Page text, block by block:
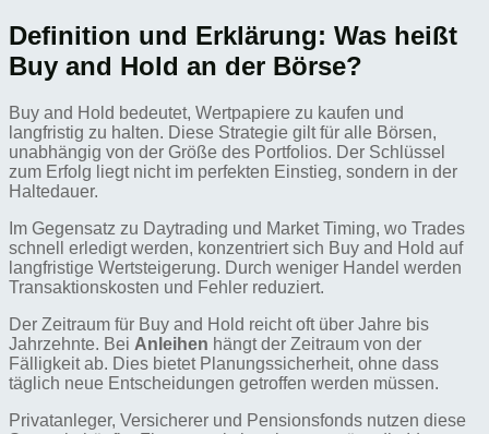
Definition und Erklärung: Was heißt
Buy and Hold an der Börse?
Buy and Hold bedeutet, Wertpapiere zu kaufen und
langfristig zu halten. Diese Strategie gilt für alle Börsen,
unabhängig von der Größe des Portfolios. Der Schlüssel
zum Erfolg liegt nicht im perfekten Einstieg, sondern in der
Haltedauer.
Im Gegensatz zu Daytrading und Market Timing, wo Trades
schnell erledigt werden, konzentriert sich Buy and Hold auf
langfristige Wertsteigerung. Durch weniger Handel werden
Transaktionskosten und Fehler reduziert.
Der Zeitraum für Buy and Hold reicht oft über Jahre bis
Jahrzehnte. Bei Anleihen hängt der Zeitraum von der
Fälligkeit ab. Dies bietet Planungssicherheit, ohne dass
täglich neue Entscheidungen getroffen werden müssen.
Privatanleger, Versicherer und Pensionsfonds nutzen diese